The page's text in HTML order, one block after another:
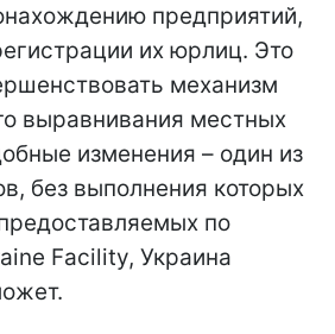
предприятий,
их юрлиц. Это
механизм
выравнивания местных
изменения – один из
без выполнения которых
по
Facility, Украина